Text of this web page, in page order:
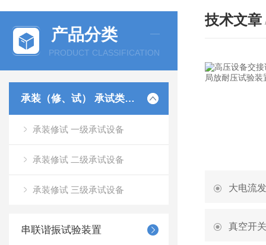
产品分类
PRODUCT CLASSIFICATION
承装（修、试） 承试类仪器
承装修试 一级承试设备
承装修试 二级承试设备
承装修试 三级承试设备
串联谐振试验装置
技术文章
大电流
真空开